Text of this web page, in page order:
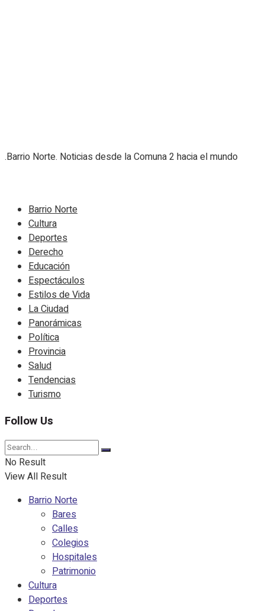
.Barrio Norte. Noticias desde la Comuna 2 hacia el mundo
Barrio Norte
Cultura
Deportes
Derecho
Educación
Espectáculos
Estilos de Vida
La Ciudad
Panorámicas
Política
Provincia
Salud
Tendencias
Turismo
Follow Us
No Result
View All Result
Barrio Norte
Bares
Calles
Colegios
Hospitales
Patrimonio
Cultura
Deportes